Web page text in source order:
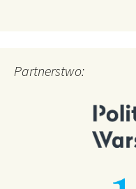
Partnerstwo: